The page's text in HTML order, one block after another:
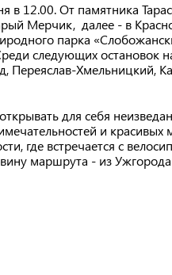
в 12.00. От памятника
Мерчик, далее - в
парка
следующих остановок
Хмельницкий,
для себя
и красивых
где встречается с
маршрута - из